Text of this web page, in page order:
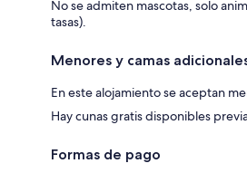
No se admiten mascotas, solo
tasas).
Menores y camas
En este alojamiento se aceptan
Hay cunas gratis disponibles
Formas de pago